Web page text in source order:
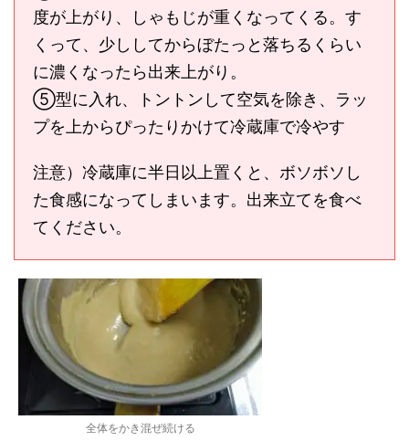
度が上がり、しゃもじが重くなってくる。す
くって、少ししてからぼたっと落ちるくらい
に濃くなったら出来上がり。
⑤型に入れ、トントンして空気を除き、ラッ
プを上からぴったりかけて冷蔵庫で冷やす
注意）冷蔵庫に半日以上置くと、ボソボソし
た食感になってしまいます。出来立てを食べ
てください。
全体をかき混ぜ続ける